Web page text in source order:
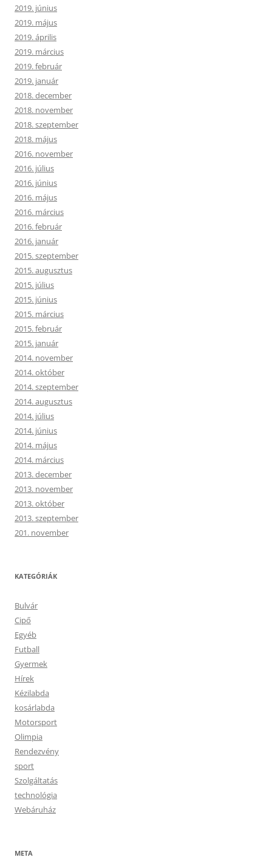
2019. június
2019. május
2019. április
2019. március
2019. február
2019. január
2018. december
2018. november
2018. szeptember
2018. május
2016. november
2016. július
2016. június
2016. május
2016. március
2016. február
2016. január
2015. szeptember
2015. augusztus
2015. július
2015. június
2015. március
2015. február
2015. január
2014. november
2014. október
2014. szeptember
2014. augusztus
2014. július
2014. június
2014. május
2014. március
2013. december
2013. november
2013. október
2013. szeptember
201. november
KATEGÓRIÁK
Bulvár
Cipő
Egyéb
Futball
Gyermek
Hírek
Kézilabda
kosárlabda
Motorsport
Olimpia
Rendezvény
sport
Szolgáltatás
technológia
Webáruház
META